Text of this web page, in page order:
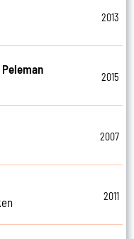
2013
2015
2007
2011